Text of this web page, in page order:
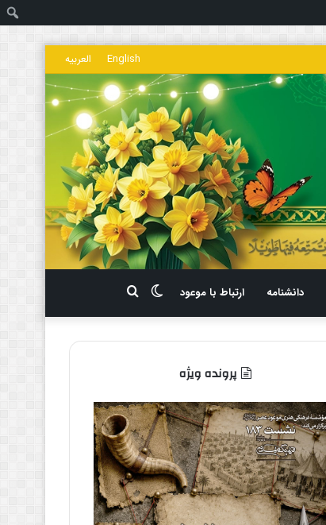
English العربیه
دانشنامه ارتباط با موعود
برای
تغییر
پوسته
پرونده ویژه